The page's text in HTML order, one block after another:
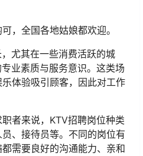
，全国各地姑娘都欢迎。
尤其在一些消费活跃的城
业素质与服务意识。这类场
体验吸引顾客，因此对工作
者来说，KTV招聘岗位种类
、接待员等。不同的岗位有
需要良好的沟通能力、亲和